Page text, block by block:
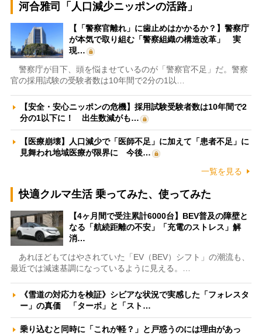
河合雅司「人口減少ニッポンの活路」
【「警察官離れ」に歯止めはかかるか？】警察庁
が本気で取り組む「警察組織の構造改革」 実
現…
警察庁が目下、頭を悩ませているのが「警察官不足」だ。警察
官の採用試験の受験者数は10年間で2分の1以…
【安全・安心ニッポンの危機】採用試験受験者数は10年間で2
分の1以下に！ 出生数減がも…
【医療崩壊】人口減少で「医師不足」に加えて「患者不足」に
見舞われ地域医療が限界に 今後…
一覧を見る
快適クルマ生活 乗ってみた、使ってみた
【4ヶ月間で受注累計6000台】BEV普及の障壁と
なる「航続距離の不安」「充電のストレス」解
消…
あれほどもてはやされていた「EV（BEV）シフト」の潮流も、
最近では減速基調になっているように見える。…
《雪道の対応力を検証》シビアな状況で実感した「フォレスタ
ー」の真価 「ターボ」と「スト…
乗り込むと同時に「これが軽？」と戸惑うのには理由があっ